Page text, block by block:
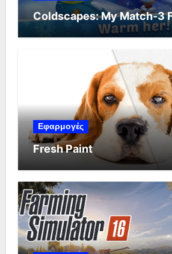
Coldscapes: My Match-3
Εφαρμογές
Fresh Paint